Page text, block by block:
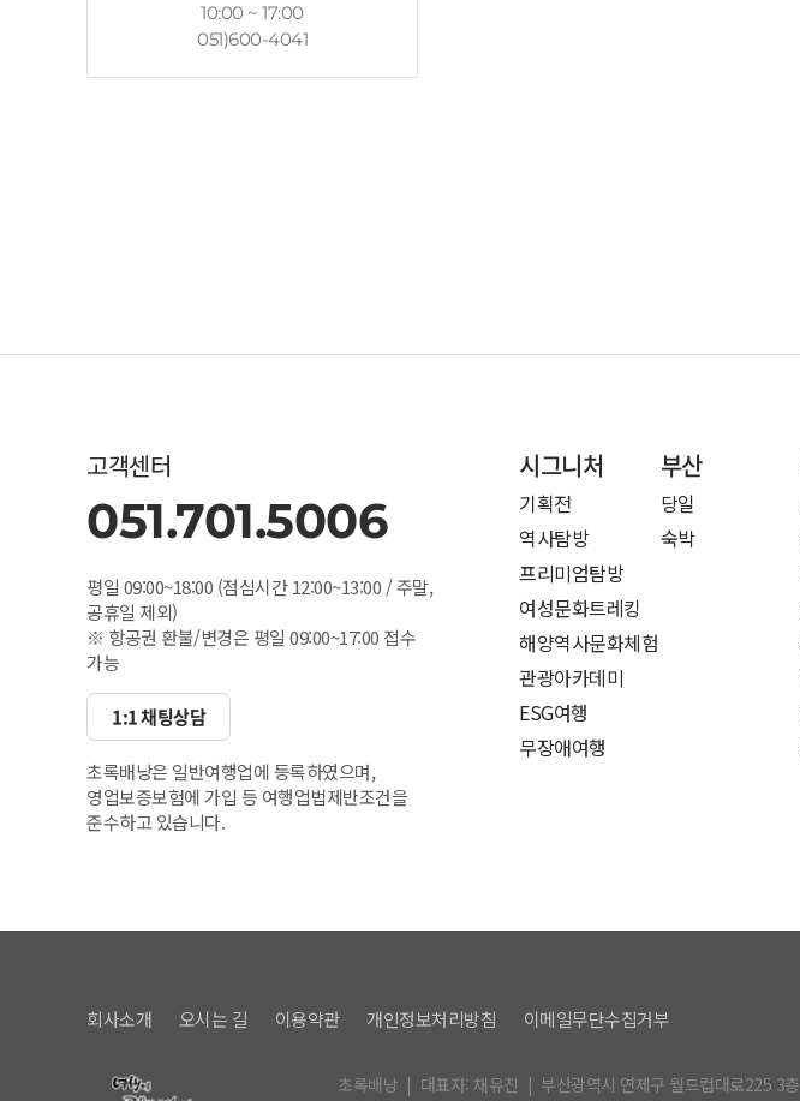
10:00 ~ 17:00
051)600-4041
고객센터
051.701.5006
평일 09:00~18:00 (점심시간 12:00~13:00 / 주말,
공휴일 제외)
※ 항공권 환불/변경은 평일 09:00~17:00 접수
가능
1:1 채팅상담
초록배낭은 일반여행업에 등록하였으며,
영업보증보험에 가입 등 여행업법제반조건을
준수하고 있습니다.
시그니처
기획전
역사탐방
프리미엄탐방
여성문화트레킹
해양역사문화체험
관광아카데미
ESG여행
무장애여행
부산
당일
숙박
회사소개 오시는 길 이용약관 개인정보처리방침 이메일무단수집거부
초록배낭 | 대표자: 채유진 | 부산광역시 연제구 월드컵대로225 3층